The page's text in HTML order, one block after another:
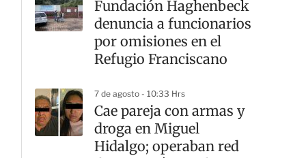
Fundación Haghenbeck
denuncia a funcionarios
por omisiones en el
Refugio Franciscano
7 de agosto - 10:33 Hrs
Cae pareja con armas y
droga en Miguel
Hidalgo; operaban red